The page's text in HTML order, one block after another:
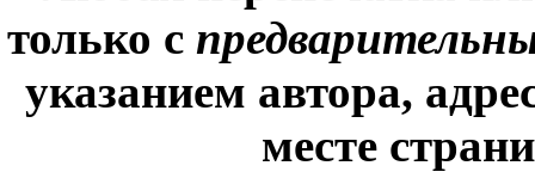
только с
указанием автора,
месте